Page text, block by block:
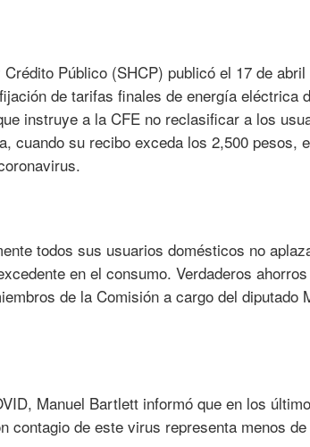
Público (SHCP) publicó el 17 de
de tarifas finales de energía eléctrica
instruye a la CFE no reclasificar a los
cuando su recibo exceda los 2,500 pesos,
todos sus usuarios domésticos no
en el consumo. Verdaderos
de la Comisión a cargo del diputado
Manuel Bartlett informó que en los
contagio de este virus representa menos